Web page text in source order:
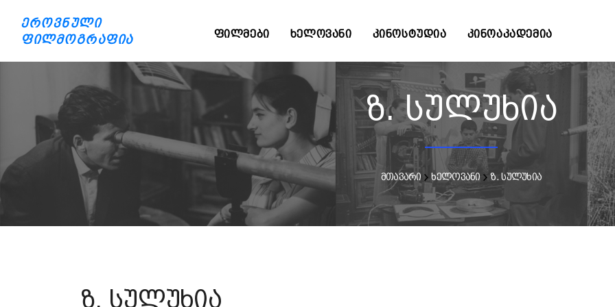
ეროვნული
ფილმოგრაფია
ᲤᲘᲚᲛᲔᲑᲘ ᲮᲔᲚᲝᲕᲐᲜᲘ ᲙᲘᲜᲝᲡᲢᲣᲓᲘᲐ ᲙᲘᲜᲝᲐᲙᲐᲓᲔᲛᲘᲐ
ზ. სულუხია
მთავარი ხელოვანი ზ. სულუხია
ზ. სულუხია